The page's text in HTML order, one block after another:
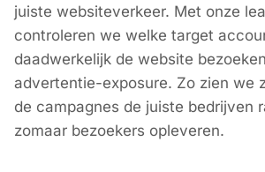
juiste websiteverkeer. Met onze
controleren we welke target
daadwerkelijk de website
advertentie-exposure. Zo zien we
de campagnes de juiste bedrijven
zomaar bezoekers opleveren.